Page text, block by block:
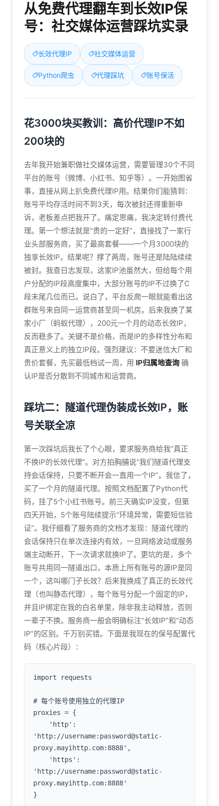
从免费代理翻车到长效IP保
号：社交媒体运营踩坑实录
长效代理IP 社交媒体运营
Python爬虫 代理踩坑 账号保活
花3000块买教训：高价代理IP不如
200块的
去年我开始兼职做社交媒体运营，需要管理30个不同
平台的账号（微博、小红书、知乎等）。一开始图省
事，直接从网上扒免费代理IP用。结果你们能猜到：
账号平均存活时间不到3天，每次被封还得重新申
诉，老板差点把我开了。痛定思痛，我决定转付费代
理。第一个想法就是“贵的一定好”，直接找了一家行
业头部服务商，买了最高套餐——一个月3000块的
独享长效IP。结果呢？撑了两周，账号还是陆陆续续
被封。我查日志发现，这家IP池虽然大，但给每个用
户分配的IP段高度集中，大部分账号的IP不过换了C
段末尾几位而已。说白了，平台反爬一眼就能看出这
群账号来自同一运营商甚至同一机房。后来我换了某
家小厂（蚂蚁代理），200元一个月的动态长效IP，
反而稳多了。关键不是价格，而是IP的多样性分布和
真正意义上的独立IP段。强烈建议：不要迷信大厂和
贵价套餐，先买最低档试一周，用 IP归属地查询 确
认IP是否分散到不同城市和运营商。
踩坑二：隧道代理伪装成长效IP，账
号关联全凉
第一次踩坑后我长了个心眼，要求服务商给我“真正
不换IP的长效代理”。对方拍胸脯说“我们隧道代理支
持会话保持，只要不断开会一直用一个IP”。我信了，
买了一个月的隧道代理。按照文档配置了Python代
码，挂了5个小红书账号。前三天确实IP没变，但第
四天开始，5个账号陆续提示“环境异常，需要短信验
证”。我仔细看了服务商的文档才发现：隧道代理的
会话保持只在单次连接内有效，一旦网络波动或服务
端主动断开，下一次请求就换IP了。更坑的是，多个
账号共用同一隧道出口，本质上所有账号的源IP是同
一个，这叫哪门子长效？后来我换成了真正的长效代
理（也叫静态代理），每个账号分配一个固定的IP，
并且IP绑定在我的白名单里，除非我主动释放，否则
一辈子不换。服务商一般会明确标注“长效IP”和“动态
IP”的区别。千万别买错。下面是我现在的保号配置代
码（核心片段）：
import requests
# 每个账号使用独立的代理IP
proxies = {
'http://username:password@static-
proxy.mayihttp.com:8888',
'http://username:password@static-
proxy.mayihttp.com:8888'
}